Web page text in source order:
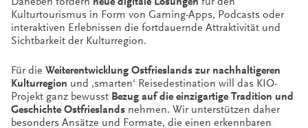
Kulturtourismus in Form von Gaming-Apps, Podcasts oder
interaktiven Erlebnissen die fortdauernde Attraktivität und
Sichtbarkeit der Kulturregion.
Für die Weiterentwicklung Ostfrieslands zur nachhaltigeren
Kulturregion und ‚smarten‘ Reisedestination will das KIO-
Projekt ganz bewusst Bezug auf die einzigartige Tradition und
Geschichte Ostfrieslands nehmen. Wir unterstützen daher
besonders Ansätze und Formate, die einen erkennbaren